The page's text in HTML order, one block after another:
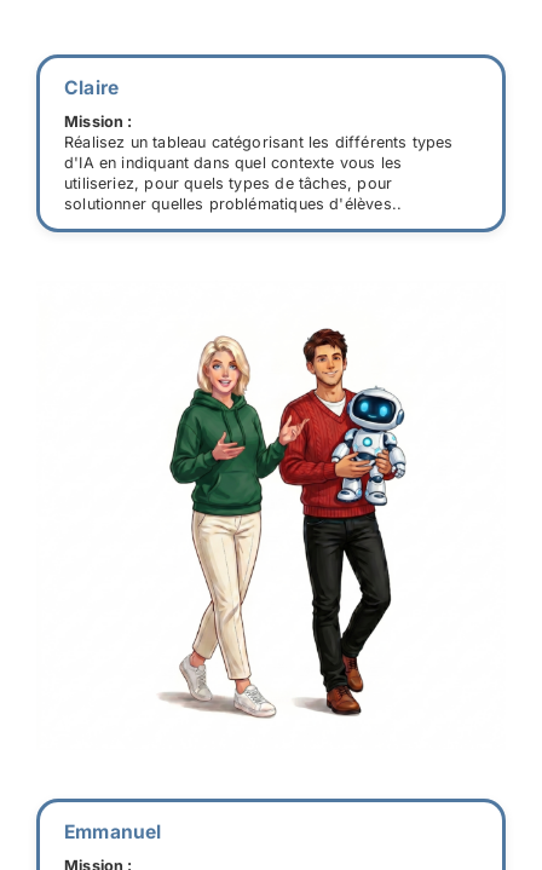
Claire
Mission :
Réalisez un tableau catégorisant les différents types
d'IA en indiquant dans quel contexte vous les
utiliseriez, pour quels types de tâches, pour
solutionner quelles problématiques d'élèves..
Emmanuel
Mission :